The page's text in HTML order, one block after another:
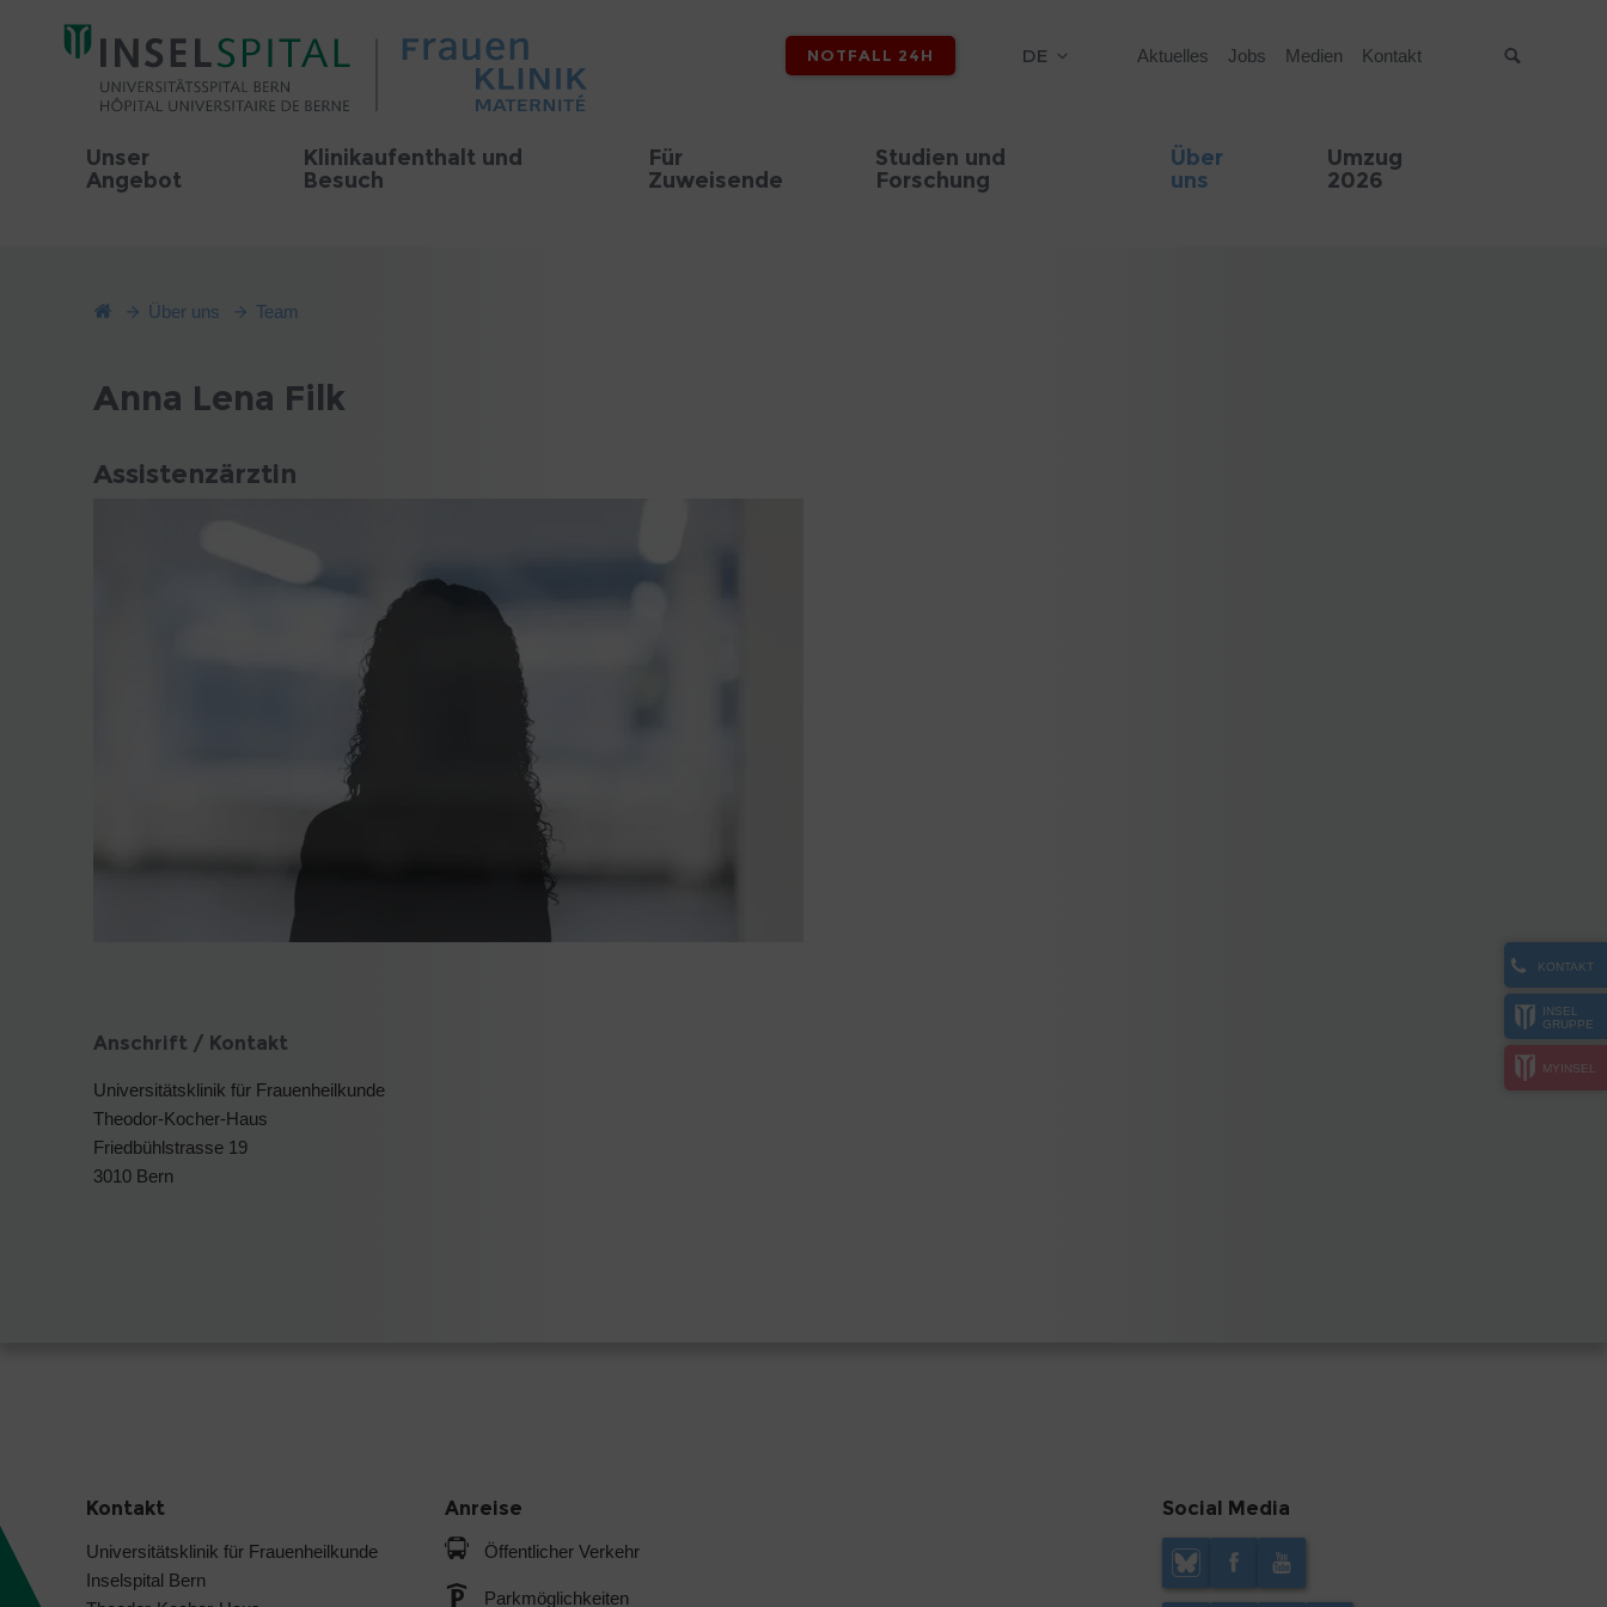
NOTFALL 24H DE Aktuelles Jobs Medien Kontakt
Unser
Angebot
Klinikaufenthalt und
Besuch
Für
Zuweisende
Studien und
Forschung
Über
uns
Umzug
2026
KONTAKT
INSEL
GRUPPE
MYINSEL
Über uns Team
Anna Lena Filk
Assistenzärztin
Anschrift / Kontakt
Universitätsklinik für Frauenheilkunde
Theodor-Kocher-Haus
Friedbühlstrasse 19
3010 Bern
Kontakt
Universitätsklinik für Frauenheilkunde
Inselspital Bern
Anreise
Öffentlicher Verkehr
Parkmöglichkeiten
Social Media